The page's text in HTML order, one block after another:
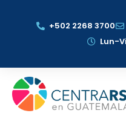
+502 2268 3700
Lun-